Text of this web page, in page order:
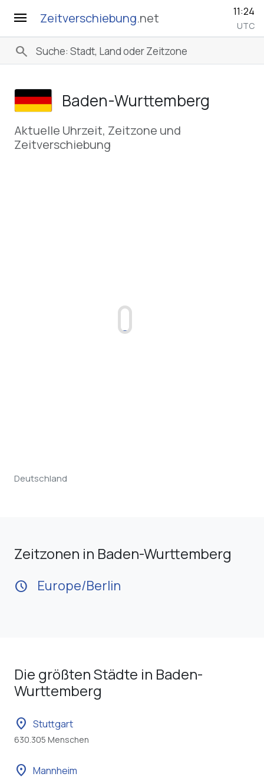
menu Zeitverschiebung.net 11:24
UTC
search
Baden-Wurttemberg
Aktuelle Uhrzeit, Zeitzone und
Zeitverschiebung
Deutschland
Zeitzonen in Baden-Wurttemberg
schedule Europe/Berlin
Die größten Städte in Baden-
Wurttemberg
location_on Stuttgart
630.305 Menschen
location_on Mannheim